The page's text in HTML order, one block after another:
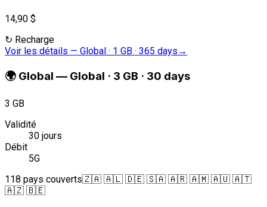
14,90 $
↻ Recharge
Voir les détails — Global · 1 GB · 365 days →
🌍 Global — Global · 3 GB · 30 days
3 GB
Validité
30 jours
Débit
5G
118 pays couverts🇿🇦 🇦🇱 🇩🇪 🇸🇦 🇦🇷 🇦🇲 🇦🇺 🇦🇹
🇦🇿 🇧🇪